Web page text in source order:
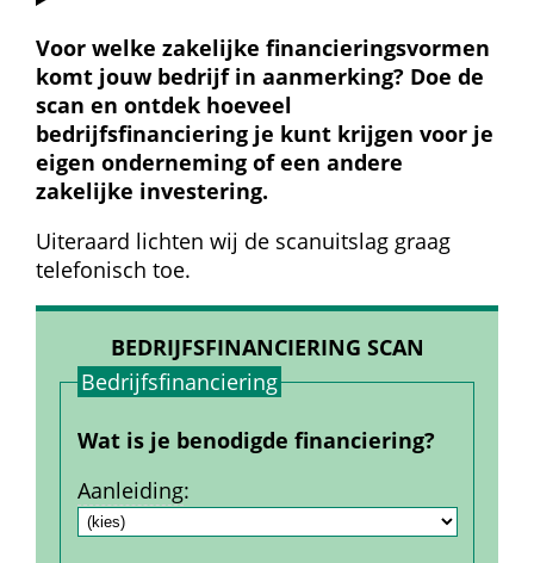
Voor welke zakelijke financieringsvormen
komt jouw bedrijf in aanmerking? Doe de
scan en ontdek hoeveel
bedrijfsfinanciering je kunt krijgen voor je
eigen onderneming of een andere
zakelijke investering.
Uiteraard lichten wij de scanuitslag graag
telefonisch toe.
BEDRIJFSFINANCIERING SCAN
Bedrijfs­financiering
Wat is je benodigde financiering?
Aanleiding: